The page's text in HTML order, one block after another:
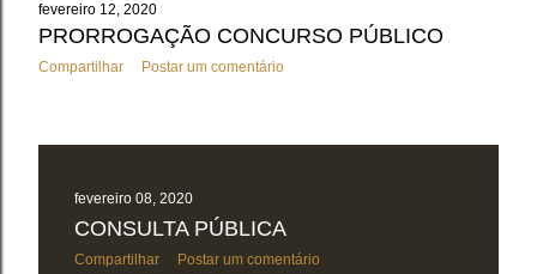
fevereiro 12, 2020
PRORROGAÇÃO CONCURSO PÚBLICO
Compartilhar Postar um comentário
fevereiro 08, 2020
CONSULTA PÚBLICA
Compartilhar Postar um comentário